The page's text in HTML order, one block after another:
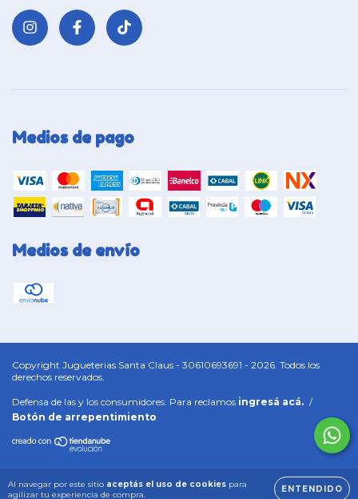
Al navegar por este sitio aceptás el uso de cookies para
agilizar tu experiencia de compra.
ENTENDIDO
Medios de pago
Medios de envío
Copyright Jugueterias Santa Claus - 30610693691 - 2026. Todos los
derechos reservados.
Defensa de las y los consumidores. Para reclamos ingresá acá. /
Botón de arrepentimiento